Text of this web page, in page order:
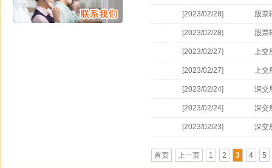
[2023/02/28] 股票
[2023/02/28] 股票
[2023/02/27] 上交
[2023/02/27] 上交
[2023/02/24] 深交
[2023/02/24] 深交
[2023/02/23] 深交
首页 上一页 1 2 3 4 5